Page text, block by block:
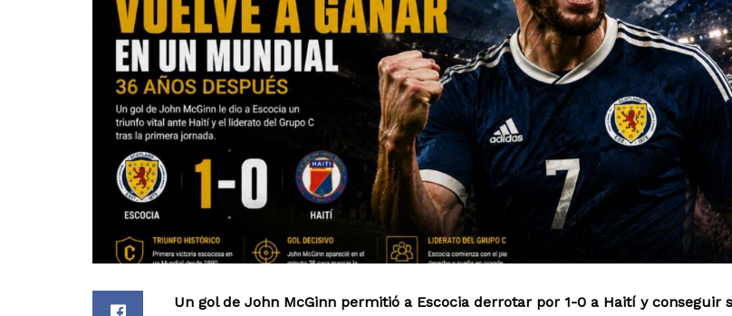
Un gol de John McGinn permitió a Escocia derrotar por 1-0 a Haití y conseguir